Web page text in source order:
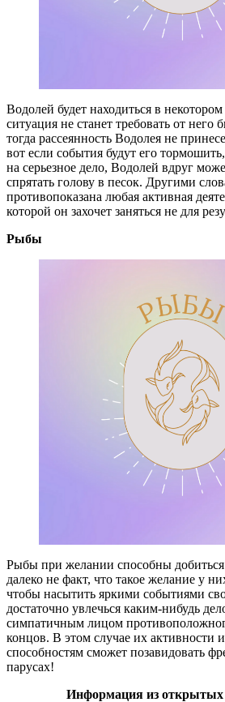
Водолей будет находиться в
ситуация не станет требовать от
тогда рассеянность Водолея не
вот если события будут его
на серьезное дело, Водолей вдруг
спрятать голову в песок. Другими
противопоказана любая активная
которой он захочет заняться не для
Рыбы
Рыбы при желании способны
далеко не факт, что такое желание у
чтобы насытить яркими событиями
достаточно увлечься каким-нибудь
симпатичным лицом
концов. В этом случае их активности
способностям сможет позавидовать
парусах!
Информация из открытых